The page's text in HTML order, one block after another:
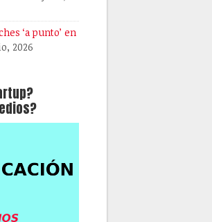
‘a punto’ en
2026